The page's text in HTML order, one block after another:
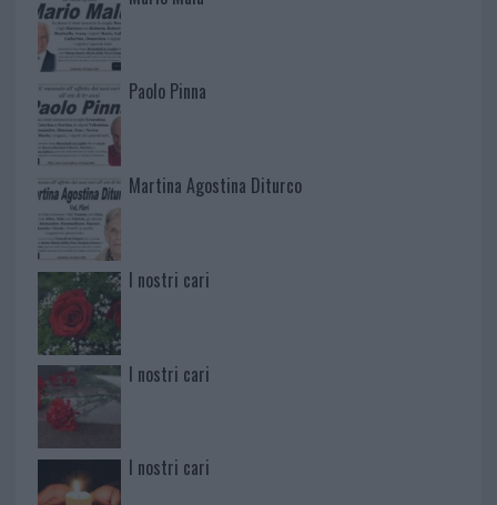
Paolo Pinna
Martina Agostina Diturco
I nostri cari
I nostri cari
I nostri cari